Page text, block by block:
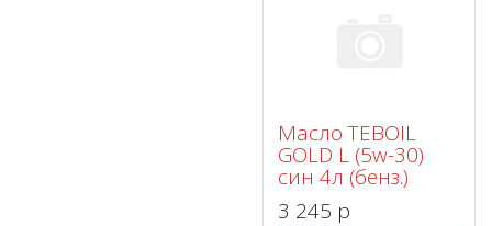
Масло TEBOIL
GOLD L (5w-30)
син 4л (бенз.)
3 245 p